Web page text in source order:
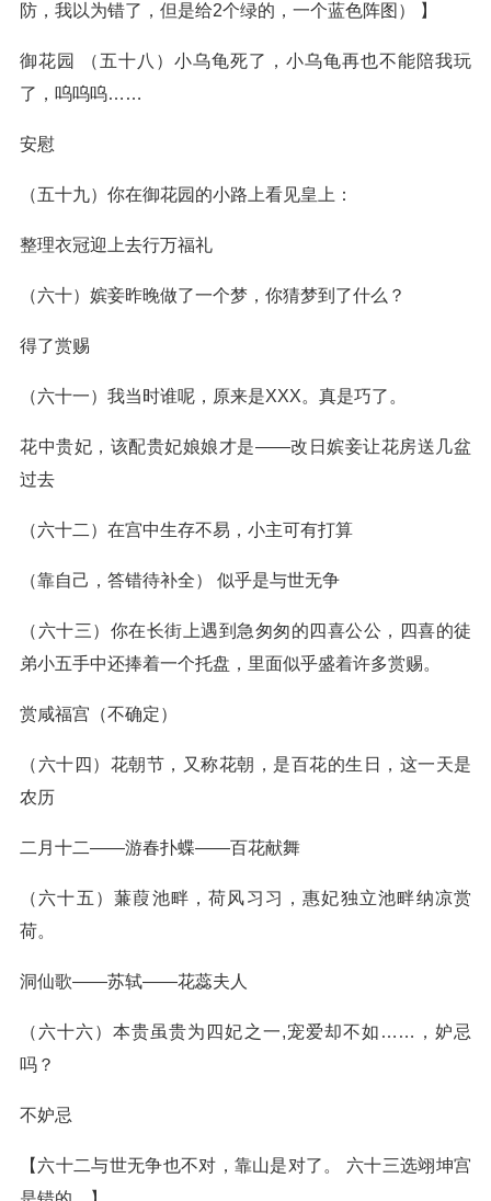
防，我以为错了，但是给2个绿的，一个蓝色阵图） 】
御花园 （五十八）小乌龟死了，小乌龟再也不能陪我玩
了，呜呜呜……
安慰
（五十九）你在御花园的小路上看见皇上：
整理衣冠迎上去行万福礼
（六十）嫔妾昨晚做了一个梦，你猜梦到了什么？
得了赏赐
（六十一）我当时谁呢，原来是XXX。真是巧了。
花中贵妃，该配贵妃娘娘才是——改日嫔妾让花房送几盆
过去
（六十二）在宫中生存不易，小主可有打算
（靠自己，答错待补全） 似乎是与世无争
（六十三）你在长街上遇到急匆匆的四喜公公，四喜的徒
弟小五手中还捧着一个托盘，里面似乎盛着许多赏赐。
赏咸福宫（不确定）
（六十四）花朝节，又称花朝，是百花的生日，这一天是
农历
二月十二——游春扑蝶——百花献舞
（六十五）蒹葭池畔，荷风习习，惠妃独立池畔纳凉赏
荷。
洞仙歌——苏轼——花蕊夫人
（六十六）本贵虽贵为四妃之一,宠爱却不如……，妒忌
吗？
不妒忌
【六十二与世无争也不对，靠山是对了。 六十三选翊坤宫